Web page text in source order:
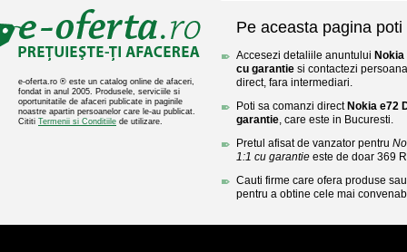
e-oferta.ro ® este un catalog online de afaceri,
fondat in anul 2005. Produsele, serviciile si
oportunitatile de afaceri publicate in paginile
noastre apartin persoanelor care le-au publicat.
Cititi Termenii si Conditiile de utilizare.
Pe aceasta pagina poti
Accesezi detaliile anuntului
cu garantie si contactezi
direct, fara intermediari.
Poti sa comanzi direct Nokia e72
garantie, care este in Bucuresti.
Pretul afisat de vanzator pentru
1:1 cu garantie este de doar 369
Cauti firme care ofera produse
pentru a obtine cele mai